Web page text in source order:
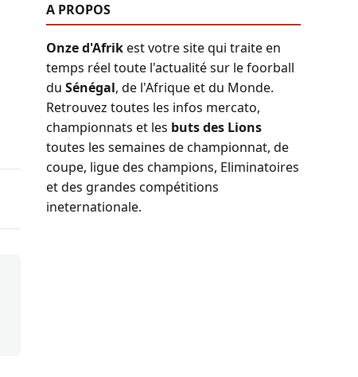
A PROPOS
Onze d'Afrikest votre site qui traite en
temps réel toute l'actualité sur le foorball
du Sénégal, de l'Afrique et du Monde.
Retrouvez toutes les infos mercato,
championnats et les buts des Lions
toutes les semaines de championnat, de
coupe, ligue des champions, Eliminatoires
et des grandes compétitions
ineternationale.